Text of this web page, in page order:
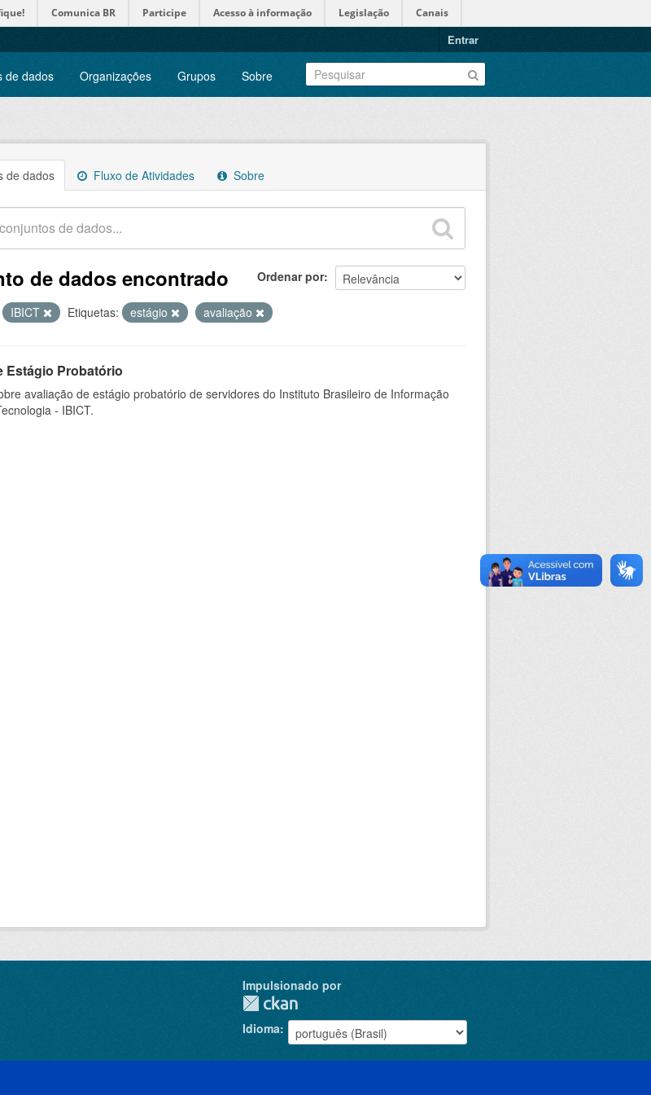
Comunica BR Participe Acesso à informação Legislação Canais
Entrar
de dados Organizações Grupos Sobre
de dados Fluxo de Atividades Sobre
Ordenar por
de dados encontrado
IBICT Etiquetas: estágio avaliação
Estágio Probatório
avaliação de estágio probatório de servidores do Instituto Brasileiro de Informação
- IBICT.
Impulsionado por
Idioma